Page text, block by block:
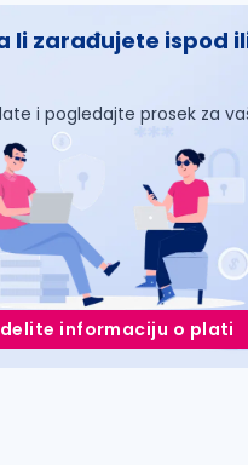
li zarađujete ispod
i pogledajte prosek za
informaciju o plati